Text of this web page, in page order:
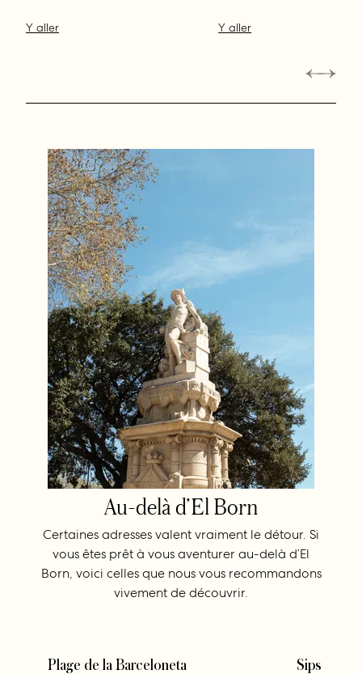
Y aller Y aller
Au-delà d’El Born
Certaines adresses valent vraiment le détour. Si
vous êtes prêt à vous aventurer au-delà d’El
Born, voici celles que nous vous recommandons
vivement de découvrir.
Plage de la Barceloneta Sips